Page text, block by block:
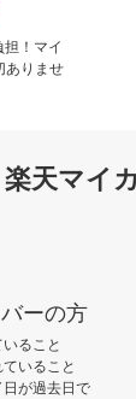
！マイ
ありませ
楽天マイ
ーの方
ること
いること
が過去日で